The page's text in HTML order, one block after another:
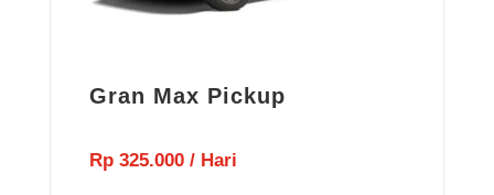
Gran Max Pickup
Rp 325.000 / Hari